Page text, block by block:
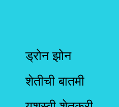
ड्रोन झोन
शेतीची बातमी